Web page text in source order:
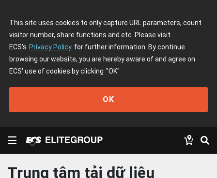
This site uses cookies to only capture URL parameters, count
visitor number, share functions and etc. Please visit
ECS's Privacy Policy for further information. By continue
browsing our website, you are hereby aware of and agree on
ECS' use of cookies by clicking "OK"
OK
Trung tâm tải dữ liệu